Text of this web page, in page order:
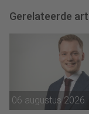
Gerelateerde
06 augustus 2026